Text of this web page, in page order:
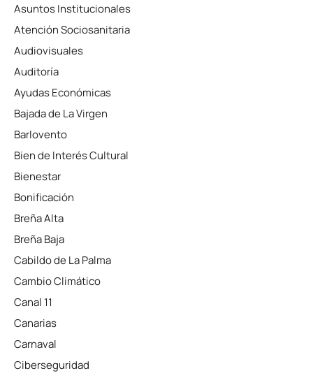
Asuntos Institucionales
Atención Sociosanitaria
Audiovisuales
Auditoría
Ayudas Económicas
Bajada de La Virgen
Barlovento
Bien de Interés Cultural
Bienestar
Bonificación
Breña Alta
Breña Baja
Cabildo de La Palma
Cambio Climático
Canal 11
Canarias
Carnaval
Ciberseguridad